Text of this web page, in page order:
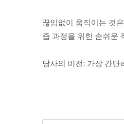
끊임없이 움직이는 것
즙 과정을 위한 손쉬운
당사의 비전: 가장 간단